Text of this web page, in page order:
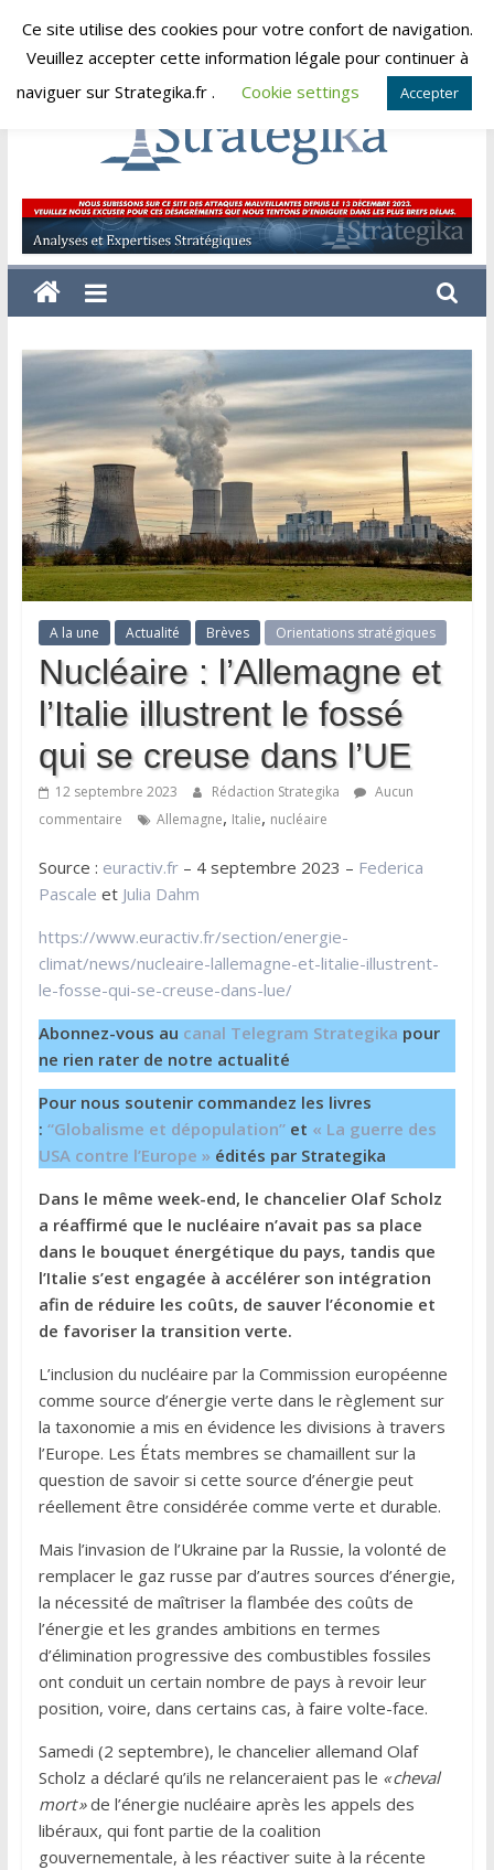
Skip
dimanche, août 9, 2026
Strategika
Expertise
et
Analyses
A la une Actualité Brèves Orientations stratégiques
Nucléaire : l’Allemagne et
l’Italie illustrent le fossé
qui se creuse dans l’UE
12 septembre 2023 Rédaction Strategika
Aucun
commentaire
Allemagne, Italie, nucléaire
Source : euractiv.fr– 4 septembre 2023 – Federica
Pascale et Julia Dahm
https://www.euractiv.fr/section/energie-
climat/news/nucleaire-lallemagne-et-litalie-illustrent-
le-fosse-qui-se-creuse-dans-lue/
Abonnez-vous au canal Telegram Strategika pour
ne rien rater de notre actualité
Pour nous soutenir commandez les livres
: “Globalisme et dépopulation”et « La guerre des
USA contre l’Europe » édités par Strategika
Dans le même week-end, le chancelier Olaf Scholz
a réaffirmé que le nucléaire n’avait pas sa place
dans le bouquet énergétique du pays, tandis que
l’Italie s’est engagée à accélérer son intégration
afin de réduire les coûts, de sauver l’économie et
de favoriser la transition verte.
L’inclusion du nucléaire par la Commission européenne
comme source d’énergie verte dans le règlement sur
la taxonomie a mis en évidence les divisions à travers
l’Europe. Les États membres se chamaillent sur la
question de savoir si cette source d’énergie peut
réellement être considérée comme verte et durable.
Mais l’invasion de l’Ukraine par la Russie, la volonté de
remplacer le gaz russe par d’autres sources d’énergie,
la nécessité de maîtriser la flambée des coûts de
l’énergie et les grandes ambitions en termes
d’élimination progressive des combustibles fossiles
ont conduit un certain nombre de pays à revoir leur
position, voire, dans certains cas, à faire volte-face.
Samedi (2 septembre), le chancelier allemand Olaf
Scholz a déclaré qu’ils ne relanceraient pas le « cheval
mort »de l’énergie nucléaire après les appels des
libéraux, qui font partie de la coalition
gouvernementale, à les réactiver suite à la récente
Ce site utilise des cookies pour votre confort de navigation.
Veuillez accepter cette information légale pour continuer à
naviguer sur Strategika.fr .
Cookie settings Accepter